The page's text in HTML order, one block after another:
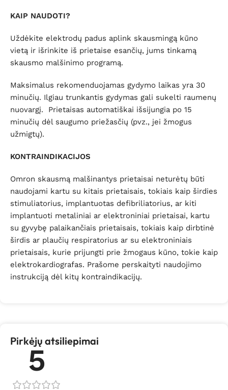
KAIP NAUDOTI?
Uždėkite elektrodų padus aplink skausmingą kūno
vietą ir išrinkite iš prietaise esančių, jums tinkamą
skausmo malšinimo programą.
Maksimalus rekomenduojamas gydymo laikas yra 30
minučių. Ilgiau trunkantis gydymas gali sukelti raumenų
nuovargį. Prietaisas automatiškai išsijungia po 15
minučių dėl saugumo priežasčių (pvz., jei žmogus
užmigtų).
KONTRAINDIKACIJOS
Omron skausmą malšinantys prietaisai neturėtų būti
naudojami kartu su kitais prietaisais, tokiais kaip širdies
stimuliatorius, implantuotas defibriliatorius, ar kiti
implantuoti metaliniai ar elektroniniai prietaisai, kartu
su gyvybę palaikančiais prietaisais, tokiais kaip dirbtinė
širdis ar plaučių respiratorius ar su elektroniniais
prietaisais, kurie prijungti prie žmogaus kūno, tokie kaip
elektrokardiografas. Prašome perskaityti naudojimo
instrukciją dėl kitų kontraindikacijų.
Pirkėjų atsiliepimai
5